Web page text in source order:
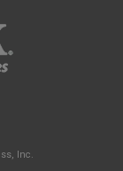
Inc.